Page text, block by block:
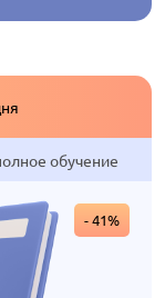
обучение
- 41%